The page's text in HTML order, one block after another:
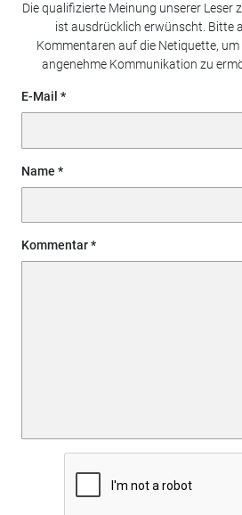
Die qualifizierte Meinung unserer Leser
ist ausdrücklich erwünscht. Bitte
Kommentaren auf die Netiquette, um
angenehme Kommunikation zu
E-Mail
Name
Kommentar